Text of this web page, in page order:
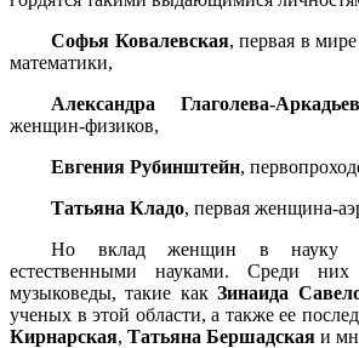
Софья Ковалевская, первая в
математики,
Александра Глаголева-
женщин-физиков,
Евгения Рубинштейн,
Татьяна Кладо, первая женщина-
Но вклад женщин в науку не
естественными науками. Среди них
музыковеды, такие какЗинаида
ученых в этой области, а также ее
Кирнарская, Татьяна Бершадская и